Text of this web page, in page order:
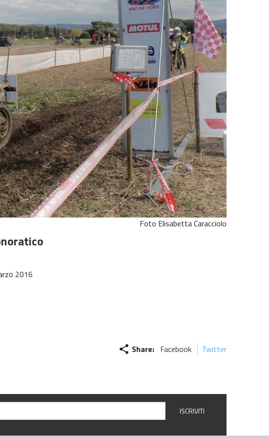
Foto Elisabetta Caracciolo
2016
share Share: Facebook Twitter